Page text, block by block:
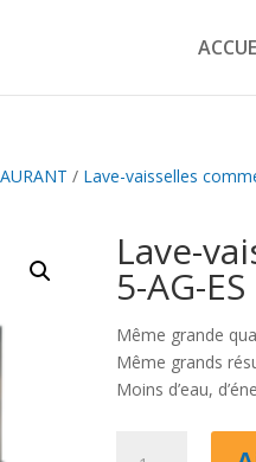
/ Lave-vaisselles
Lave-
5-AG-ES
Même grande
Même grands
Moins d’eau,